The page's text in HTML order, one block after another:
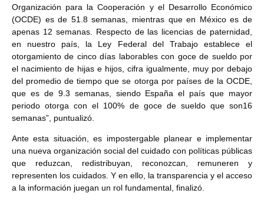
Organización para la Cooperación y el Desarrollo Económico
(OCDE) es de 51.8 semanas, mientras que en México es de
apenas 12 semanas. Respecto de las licencias de paternidad,
en nuestro país, la Ley Federal del Trabajo establece el
otorgamiento de cinco días laborables con goce de sueldo por
el nacimiento de hijas e hijos, cifra igualmente, muy por debajo
del promedio de tiempo que se otorga por países de la OCDE,
que es de 9.3 semanas, siendo España el país que mayor
periodo otorga con el 100% de goce de sueldo que son16
semanas”, puntualizó.
Ante esta situación, es impostergable planear e implementar
una nueva organización social del cuidado con políticas públicas
que reduzcan, redistribuyan, reconozcan, remuneren y
representen los cuidados. Y en ello, la transparencia y el acceso
a la información juegan un rol fundamental, finalizó.